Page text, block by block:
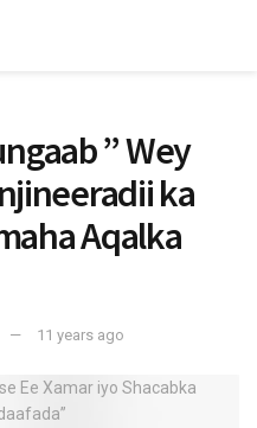
” Wey
ka
Aqalka
11 years ago